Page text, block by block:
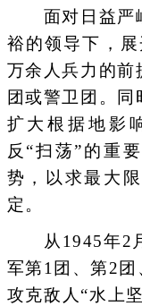
面对日益严峻
裕的领导下，
万余人兵力的前
团或警卫团。同
扩大根据地影
反“扫荡”的重
势，以求最大
定。
从1945年2月
军第1团、第2
攻克敌人“水上